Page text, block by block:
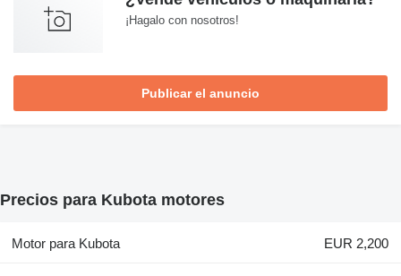
¡Hagalo con nosotros!
Publicar el anuncio
Precios para Kubota motores
Motor para Kubota EUR 2,200